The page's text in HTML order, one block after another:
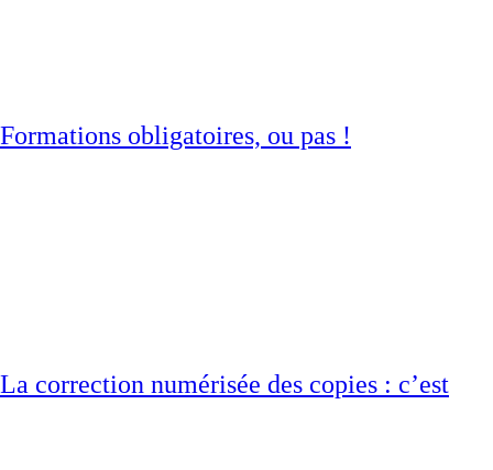
Formations obligatoires, ou pas !
La correction numérisée des copies : c’est